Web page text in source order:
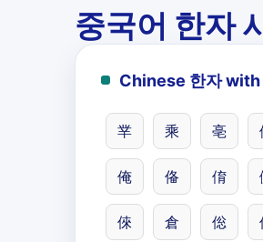
중국어 한자
Chinese 한자
丵 乘 亳
俺 俻 俼
倈 倉 倊